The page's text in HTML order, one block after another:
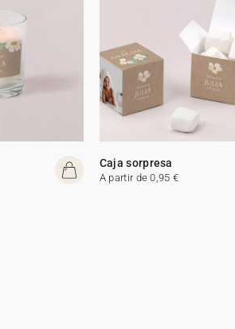
Caja sorpresa
A partir de 0,95 €